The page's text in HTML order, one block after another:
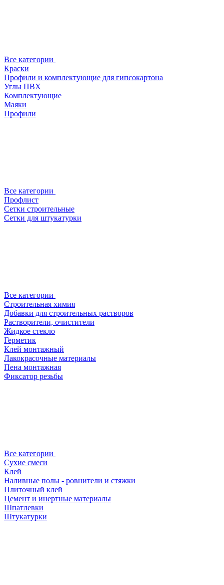
Все категории
Краски
Профили и комплектующие для гипсокартона
Углы ПВХ
Комплектующие
Маяки
Профили
Все категории
Профлист
Сетки строительные
Сетки для штукатурки
Все категории
Строительная химия
Добавки для строительных растворов
Растворители, очистители
Жидкое стекло
Герметик
Клей монтажный
Лакокрасочные материалы
Пена монтажная
Фиксатор резьбы
Все категории
Сухие смеси
Клей
Наливные полы - ровнители и стяжки
Плиточный клей
Цемент и инертные материалы
Шпатлевки
Штукатурки